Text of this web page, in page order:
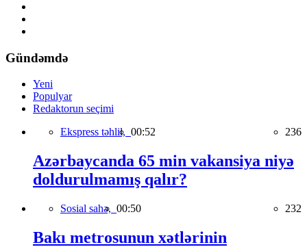
Gündəmdə
Yeni
Populyar
Redaktorun seçimi
Ekspress təhlil, 00:52 236
Azərbaycanda 65 min vakansiya niyə
doldurulmamış qalır?
Sosial sahə, 00:50 232
Bakı metrosunun xətlərinin